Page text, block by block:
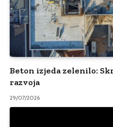
Beton izjeda zelenilo:
razvoja
29/07/2026